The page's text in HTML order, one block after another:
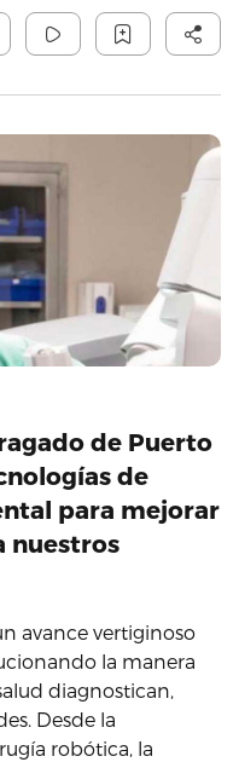
de Puerto
de
para mejorar
nuestros
avance vertiginoso
la manera
diagnostican,
Desde la
robótica, la